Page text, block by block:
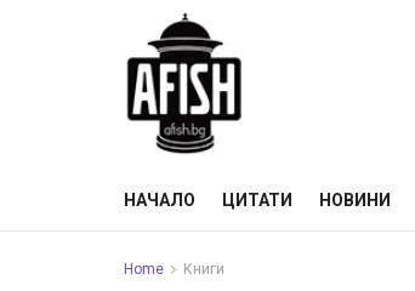
НАЧАЛО ЦИТАТИ НОВИНИ
Home Книги